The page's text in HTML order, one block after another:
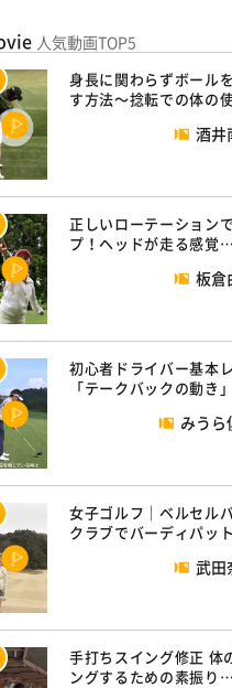
人気動画TOP5
身長に関わらずボール
す方法～捻転での体の
酒井
正しいローテーション
プ！ヘッドが走る感覚…
板倉
初心者ドライバー基本
「テークバックの動き」
みうら
女子ゴルフ｜ベルセル
クラブでバーディパッ
武田
手打ちスイング修正 体
ングするための素振り…